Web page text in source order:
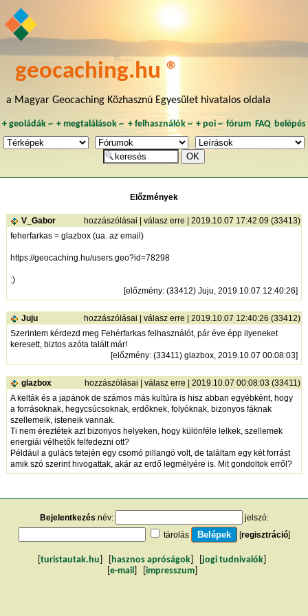
geocaching.hu ®
a Magyar Geocaching Közhasznú Egyesület hivatalos oldala
+ geoládák~ +megtalálások ~ + felhasználók~ + poi~ fórum FAQ belépés
Előzmények
V_Gabor hozzászólásai válasz erre | 2019.10.07 17:42:09 (33413)
feherfarkas = glazbox (ua. az email)
https://geocaching.hu/users.geo?id=78298
:)
[előzmény: (33412) Juju, 2019.10.07 12:40:26]
Juju hozzászólásai válasz erre | 2019.10.07 12:40:26 (33412)
Szerintem kérdezd meg Fehérfarkas felhasználót, pár éve épp ilyeneket
keresett, biztos azóta talált már!
[előzmény: (33411) glazbox, 2019.10.07 00:08:03]
glazbox hozzászólásai válasz erre | 2019.10.07 00:08:03 (33411)
A kelták és a japánok de számos más kultúra is hisz abban egyébként, hogy
a forrásoknak, hegycsúcsoknak, erdőknek, folyóknak, bizonyos fáknak
szellemeik, isteneik vannak.
Ti nem éreztétek azt bizonyos helyeken, hogy különféle lelkek, szellemek
energiái vélhetők felfedezni ott?
Például a gulács tetején egy csomó pillangó volt, de találtam egy két forrást
amik szó szerint hivogattak, akár az erdő legmélyére is. Mit gondoltok erről?
Bejelentkezés név:
jelszó:
tárolás
[regisztráció]
turistautak.hu hasznos apróságok jogi tudnivalók
e-mail impresszum]